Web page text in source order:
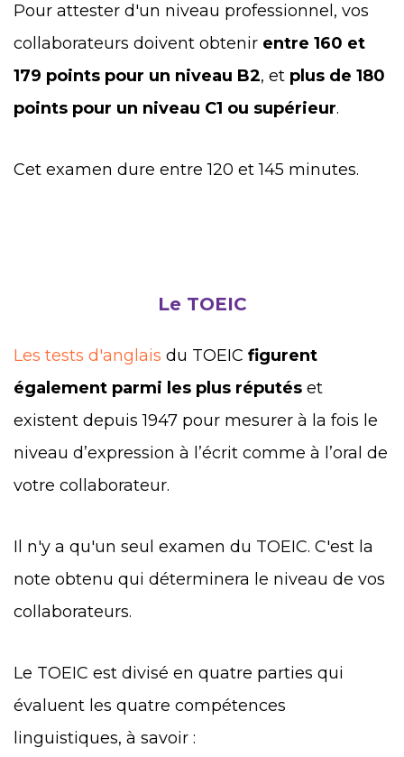
Pour attester d'un niveau professionnel, vos
collaborateurs doivent obtenir entre 160 et
179 points pour un niveau B2, et plus de 180
points pour un niveau C1 ou supérieur.
Cet examen dure entre 120 et 145 minutes.
Le TOEIC
Les tests d'anglais du TOEIC figurent
également parmi les plus réputés et
existent depuis 1947 pour mesurer à la fois le
niveau d’expression à l’écrit comme à l’oral de
votre collaborateur.
Il n'y a qu'un seul examen du TOEIC. C'est la
note obtenu qui déterminera le niveau de vos
collaborateurs.
Le TOEIC est divisé en quatre parties qui
évaluent les quatre compétences
linguistiques, à savoir :